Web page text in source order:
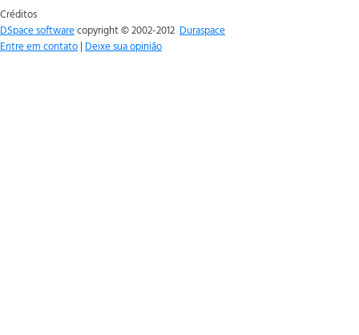
Créditos
DSpace softwarecopyright © 2002-2012 Duraspace
Entre em contato | Deixe sua opinião